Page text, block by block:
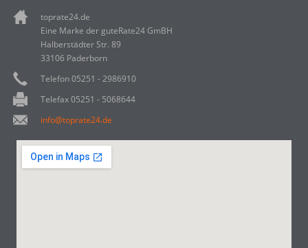
toprate24.de
Eine Marke der guteRate24 GmBH
Halberstädter Str. 89
33106 Paderborn
Telefon 05251 - 2986910
Telefax 05251 - 5068644
info@toprate24.de